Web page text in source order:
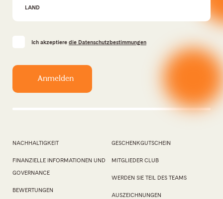
Ich akzeptiere die Datenschutzbestimmungen
NACHHALTIGKEIT
FINANZIELLE INFORMATIONEN UND
GOVERNANCE
BEWERTUNGEN
GESCHENKGUTSCHEIN
MITGLIEDER CLUB
WERDEN SIE TEIL DES TEAMS
AUSZEICHNUNGEN